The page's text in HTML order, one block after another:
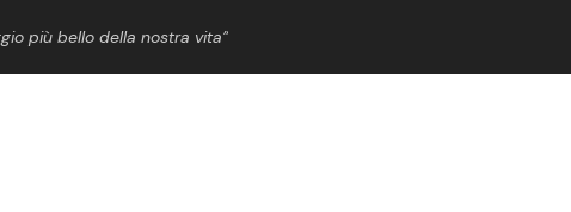
più bello della nostra vita”